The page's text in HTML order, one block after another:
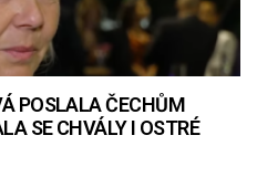
POSLALA ČECHŮM
SE CHVÁLY I OSTRÉ